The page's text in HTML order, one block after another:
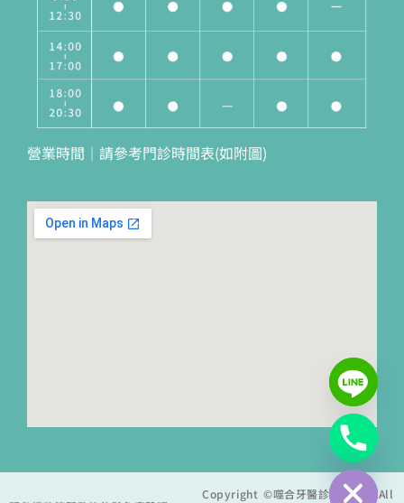
營業時間｜請參考門診時間表(如附圖)
Copyright ©噬合牙醫診所 2025 All
Hide chaty